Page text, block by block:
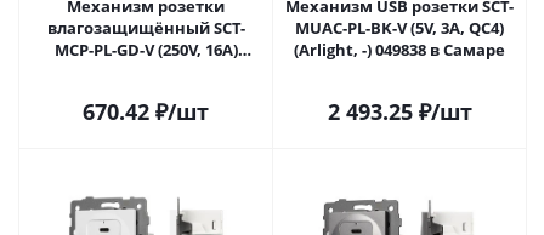
Механизм розетки
влагозащищённый SCT-
MCP-PL-GD-V (250V, 16A)
670.42 ₽/шт
Механизм USB розетки SCT-
MUAC-PL-BK-V (5V, 3A, QC4)
(Arlight, -) 049838 в Самаре
2 493.25₽/шт